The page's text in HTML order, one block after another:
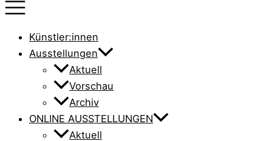
Künstler:innen
Ausstellungen
Aktuell
Vorschau
Archiv
ONLINE AUSSTELLUNGEN
Aktuell